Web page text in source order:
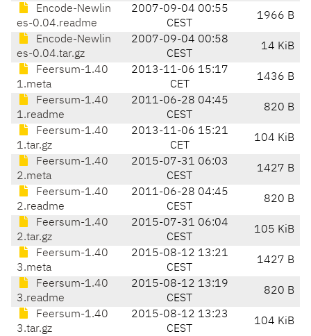
Encode-Newlin
es-0.04.readme
2007-09-04 00:55
CEST
1966 B
Encode-Newlin
es-0.04.tar.gz
2007-09-04 00:58
CEST
14 KiB
Feersum-1.40
1.meta
2013-11-06 15:17
CET
1436 B
Feersum-1.40
1.readme
2011-06-28 04:45
CEST
820 B
Feersum-1.40
1.tar.gz
2013-11-06 15:21
CET
104 KiB
Feersum-1.40
2.meta
2015-07-31 06:03
CEST
1427 B
Feersum-1.40
2.readme
2011-06-28 04:45
CEST
820 B
Feersum-1.40
2.tar.gz
2015-07-31 06:04
CEST
105 KiB
Feersum-1.40
3.meta
2015-08-12 13:21
CEST
1427 B
Feersum-1.40
3.readme
2015-08-12 13:19
CEST
820 B
Feersum-1.40
3.tar.gz
2015-08-12 13:23
CEST
104 KiB